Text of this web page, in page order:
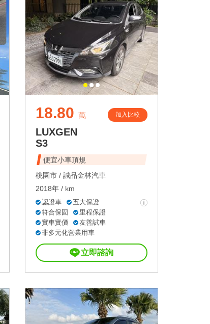
18.80 萬 加入比較
LUXGEN
S3
便宜小車頂規
桃園市 / 誠品金林汽車
2018年 / km
認證車
五大保證
符合保固
里程保證
實車實價
友善試車
非多元化營業用車
立即諮詢